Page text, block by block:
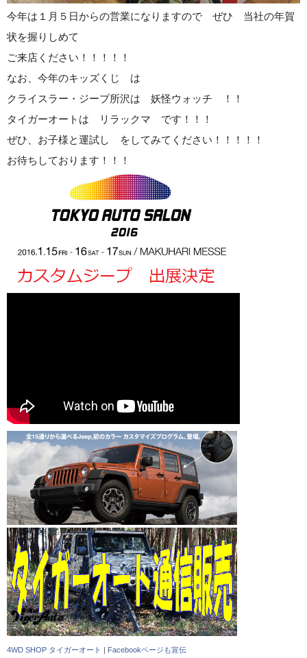
今年は１月５日からの営業になりますので ぜひ 当社の年賀
状を握りしめて
ご来店ください！！！！！
なお、今年のキッズくじ は
クライスラー・ジープ所沢は 妖怪ウォッチ ！！
タイガーオートは リラックマ です！！！
ぜひ、お子様と運試し をしてみてください！！！！！
お待ちしております！！！
4WD SHOP タイガーオート | Facebookページも宣伝